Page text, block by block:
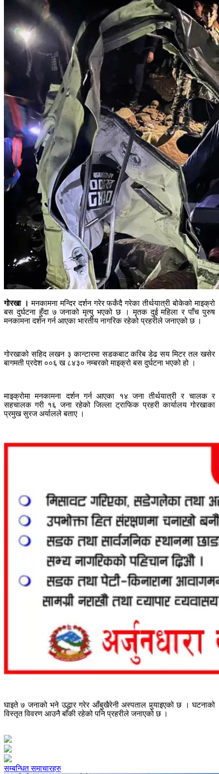
गोरखा । मनकामना मन्दिर दर्शन गरेर फर्कंदै गरेका तीर्थयात्री बोकेको माइक्रो
बस दुर्घटना हुँदा ७ जनाको मृत्यु भएको छ । मृतक दुई महिला र पाँच पुरुष
मनकामना दर्शन गर्न आएका भारतीय नागरिक रहेको प्रहरीले जनाएको छ ।
गोरखाको सहिद लखन ३ कान्टारमा सडकबाट करिब डेढ सय मिटर तल खसेर
बागमती प्रदेश ००६ ख ८४३० नम्बरको माइक्रो बस दुर्घटना भएको हो ।
माइक्रोमा मनकामना दर्शन गर्न आएका १४ जना तीर्थयात्री र चालक र
सहचालक गरी १६ जना रहेको जिल्ला ट्राफिक प्रहरी कार्यालय गोरखाका
प्रमुख सुरज अर्यालले बताए ।
घाइते ७ जनाको भने उद्धार गरेर आँबुखैरेनी अस्पताल पुर्‍याइएको छ । घटनाको
विस्तृत विवरण आउनै बाँकी रहेको पनि प्रहरीले जनाएको छ ।
सम्बन्धित समाचारहरु